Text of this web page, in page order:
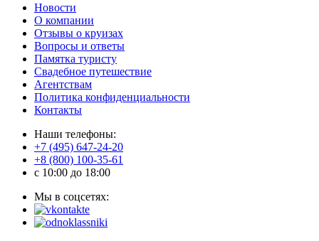
Новости
О компании
Отзывы о круизах
Вопросы и ответы
Памятка туристу
Свадебное путешествие
Агентствам
Политика конфиденциальности
Контакты
Наши телефоны:
+7 (495) 647-24-20
+8 (800) 100-35-61
c 10:00 до 18:00
Мы в соцсетях: